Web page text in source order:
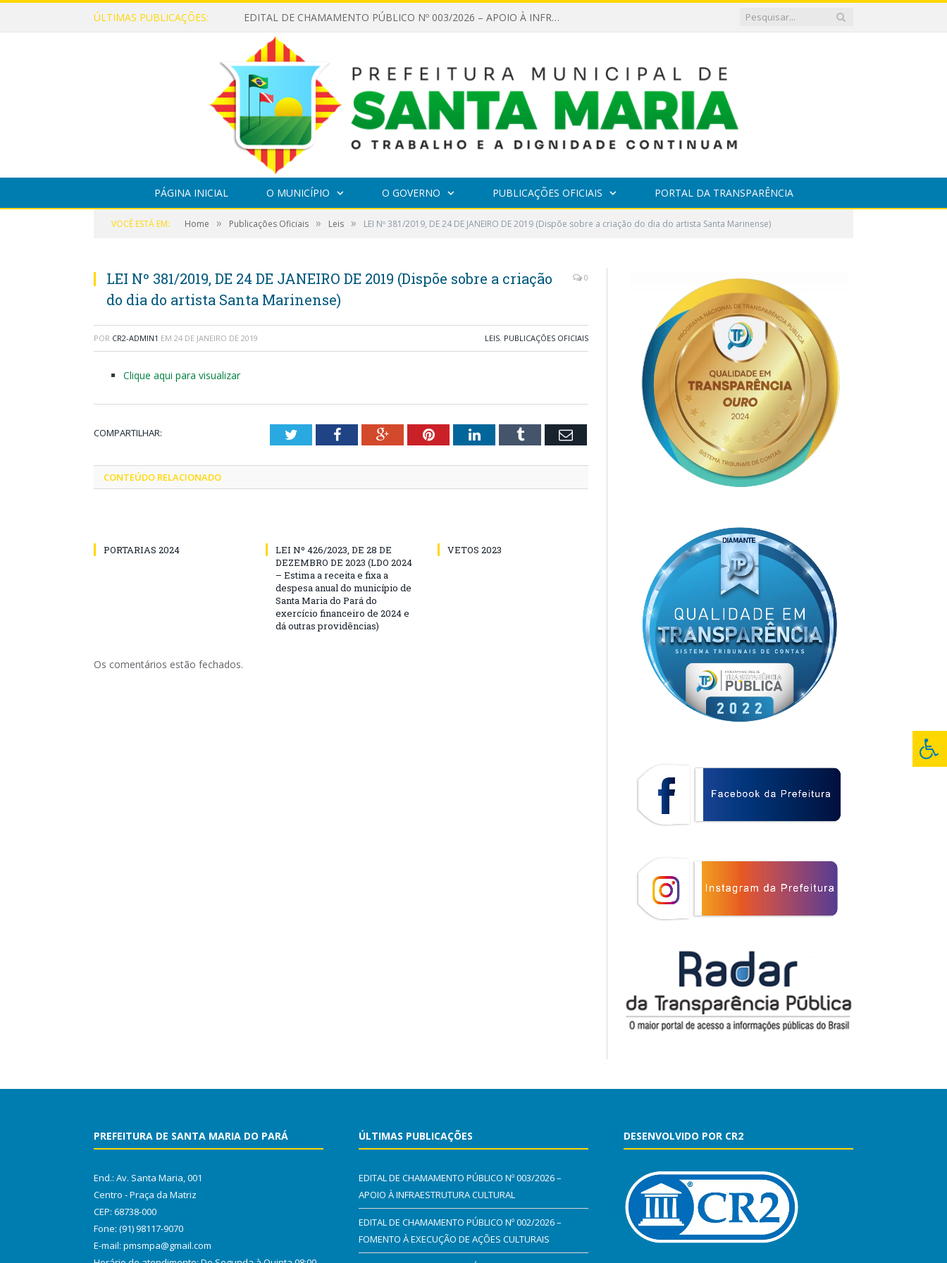
ÚLTIMAS PUBLICAÇÕES: EDITAL DE CHAMAMENTO PÚBLICO Nº 003/2026 – APOIO À INFRAESTRUTURA CULTURAL
PÁGINA INICIAL O MUNICÍPIO O GOVERNO PUBLICAÇÕES OFICIAIS PORTAL DA TRANSPARÊNCIA
VOCÊ ESTÁ EM: Home » Publicações Oficiais » Leis » LEI Nº 381/2019, DE 24 DE JANEIRO DE 2019 (Dispõe sobre a criação do dia do artista Santa Marinense)
LEI Nº 381/2019, DE 24 DE JANEIRO DE 2019 (Dispõe sobre a criação
do dia do artista Santa Marinense)
0
POR CR2-ADMIN1 EM 24 DE JANEIRO DE 2019 LEIS, PUBLICAÇÕES OFICIAIS
Clique aqui para visualizar
COMPARTILHAR: TwitterFacebookGoogle+PinterestLinkedInTumblr Email
CONTEÚDO RELACIONADO
PORTARIAS 2024
LEI Nº 426/2023, DE 28 DE
DEZEMBRO DE 2023 (LDO 2024
– Estima a receita e fixa a
despesa anual do município de
Santa Maria do Pará do
exercício financeiro de 2024 e
dá outras providências)
VETOS 2023
Os comentários estão fechados.
PREFEITURA DE SANTA MARIA DO PARÁ
End.: Av. Santa Maria, 001
Centro - Praça da Matriz
CEP: 68738-000
Fone: (91) 98117-9070
E-mail: pmsmpa@gmail.com
ÚLTIMAS PUBLICAÇÕES
EDITAL DE CHAMAMENTO PÚBLICO Nº 003/2026 –
APOIO À INFRAESTRUTURA CULTURAL
EDITAL DE CHAMAMENTO PÚBLICO Nº 002/2026 –
FOMENTO À EXECUÇÃO DE AÇÕES CULTURAIS
DESENVOLVIDO POR CR2